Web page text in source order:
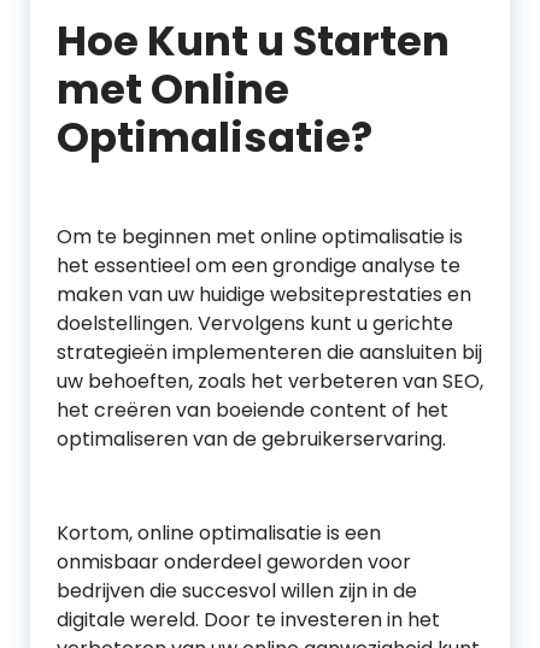
Hoe Kunt u Starten
met Online
Optimalisatie?
Om te beginnen met online optimalisatie is
het essentieel om een grondige analyse te
maken van uw huidige websiteprestaties en
doelstellingen. Vervolgens kunt u gerichte
strategieën implementeren die aansluiten bij
uw behoeften, zoals het verbeteren van SEO,
het creëren van boeiende content of het
optimaliseren van de gebruikerservaring.
Kortom, online optimalisatie is een
onmisbaar onderdeel geworden voor
bedrijven die succesvol willen zijn in de
digitale wereld. Door te investeren in het